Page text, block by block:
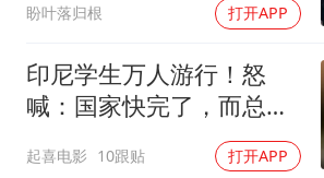
盼叶落归根 打开APP
印尼学生万人游行！怒
喊：国家快完了，而总统
起喜电影 10跟贴 打开APP